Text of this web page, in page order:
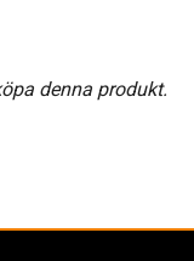
denna produkt.